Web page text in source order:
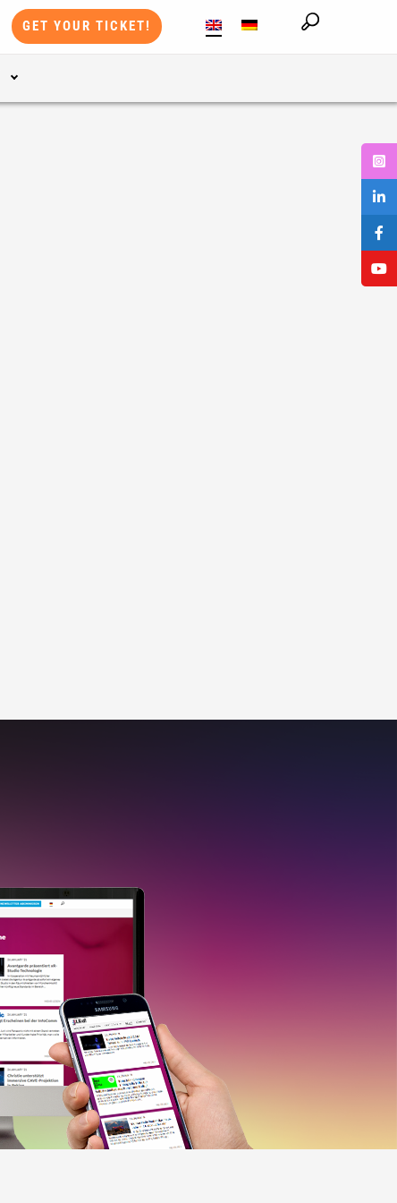
GET YOUR TICKET!